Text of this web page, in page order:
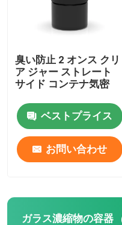
木蓋ガラス瓶
無光沢の白いガラス瓶
ガラスは前に管を転が
ガラス点滴器のびん
チャイルドプルーフ
臭い防止 2 オンス クリ
ア ジャー ストレート
サイド コンテナ気密
ベストプライス
お問い合わせ
ガラス濃縮物の容器